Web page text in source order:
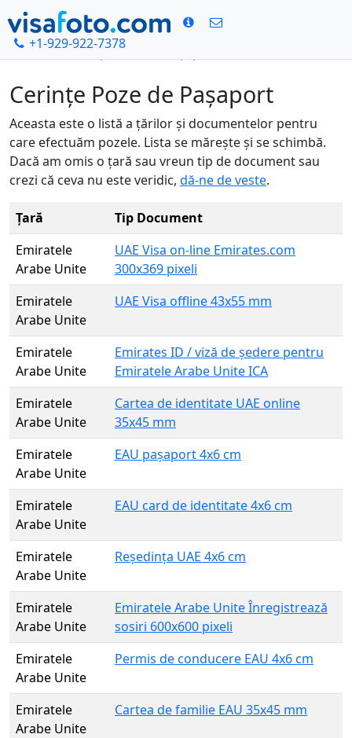
+1-929-922-7378
Acasă Cerințe Poze de Pașaport
Cerințe Poze de Pașaport
Aceasta este o listă a țărilor și documentelor pentru
care efectuăm pozele. Lista se mărește și se schimbă.
Dacă am omis o țară sau vreun tip de document sau
crezi că ceva nu este veridic, dă-ne de veste.
Țară
Tip Document
Emiratele
Arabe Unite
UAE Visa on-line Emirates.com
300x369 pixeli
Emiratele
Arabe Unite
UAE Visa offline 43x55 mm
Emiratele
Arabe Unite
Emirates ID / viză de ședere pentru
Emiratele Arabe Unite ICA
Emiratele
Arabe Unite
Cartea de identitate UAE online
35x45 mm
Emiratele
Arabe Unite
EAU pașaport 4x6 cm
Emiratele
Arabe Unite
EAU card de identitate 4x6 cm
Emiratele
Arabe Unite
Reședința UAE 4x6 cm
Emiratele
Arabe Unite
Emiratele Arabe Unite Înregistrează
sosiri 600x600 pixeli
Emiratele
Arabe Unite
Permis de conducere EAU 4x6 cm
Emiratele
Arabe Unite
Cartea de familie EAU 35x45 mm